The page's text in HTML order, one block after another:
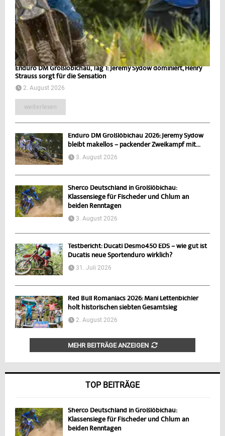
Enduro DM Großlöbichau, Tag 1: Jeremy Sydow dominiert, Henry
Strauss sorgt für die Sensation
2. August 2026
weiterlesen
Enduro DM Großlöbichau 2026: Jeremy Sydow
bleibt makellos – packender Zweikampf mit...
3. August 2026
Sherco Deutschland in Großlöbichau:
Klassensiege für Fischeder und Chlum an
beiden Renntagen
3. August 2026
Testbericht: Ducati Desmo450 EDS – wie gut ist
Ducatis neue Sportenduro wirklich?
31. Juli 2026
Red Bull Romaniacs 2026: Mani Lettenbichler
holt historischen siebten Gesamtsieg
2. August 2026
MEHR BEITRÄGE ANZEIGEN
TOP BEITRÄGE
Sherco Deutschland in Großlöbichau:
Klassensiege für Fischeder und Chlum an
beiden Renntagen